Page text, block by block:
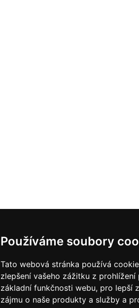
Používáme soubory
Tato webová stránka používá
zlepšení vašeho zážitku z prohlížení
základní funkčnosti webu, pro lepší
zájmu o naše produkty a služby a